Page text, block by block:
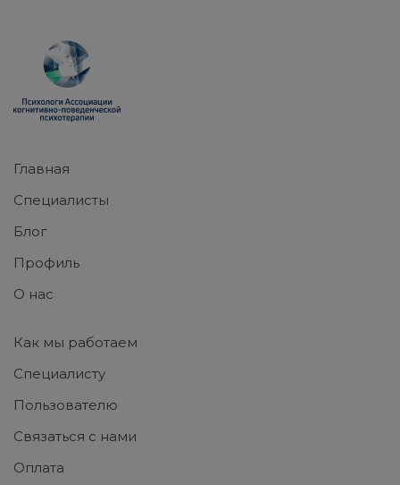
Главная
Специалисты
Блог
Профиль
О нас
Как мы работаем
Специалисту
Пользователю
Связаться с нами
Оплата